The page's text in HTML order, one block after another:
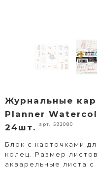
Журнальные
Planner
24шт.
арт. 592080
Блок с карточками
колец. Размер
акварельные листа